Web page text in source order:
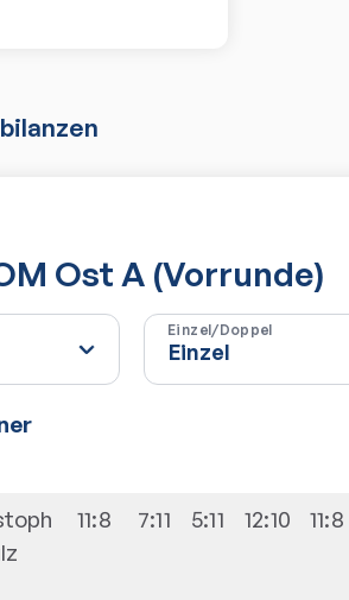
Ost A (Vorrunde)
Einzel/Doppel
11:8 7:11 5:11 12:10 11:8